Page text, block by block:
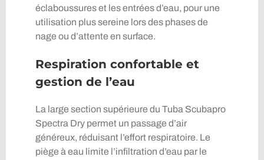
éclaboussures et les entrées d’eau, pour une
utilisation plus sereine lors des phases de
nage ou d’attente en surface.
Respiration confortable et
gestion de l’eau
La large section supérieure du Tuba Scubapro
Spectra Dry permet un passage d’air
généreux, réduisant l’effort respiratoire. Le
piège à eau limite l’infiltration d’eau par le